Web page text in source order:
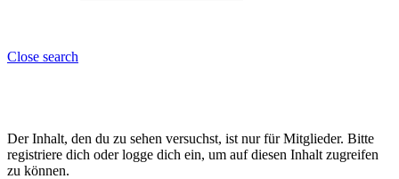
Close search
Der Inhalt, den du zu sehen versuchst, ist nur für Mitglieder. Bitte
registriere dich oder logge dich ein, um auf diesen Inhalt zugreifen
zu können.